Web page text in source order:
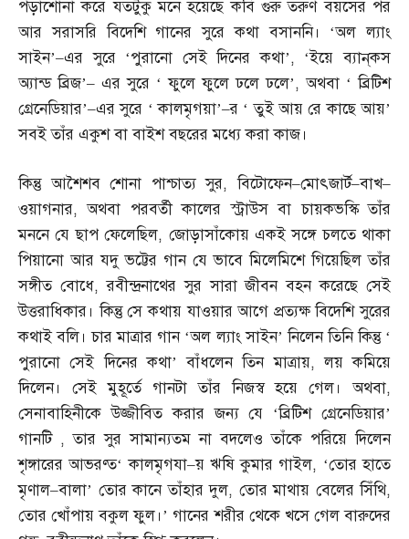
পড়াশোনা করে যতটুকু মনে হয়েছে কবি গুরু তরুণ বয়সের পর
আর সরাসরি বিদেশি গানের সুরে কথা বসাননি। ‘অল ল্যাং
সাইন’–এর সুরে ‘পুরানো সেই দিনের কথা’, ‘ইয়ে ব্যান্‌কস
অ্যান্ড ব্রিজ’– এর সুরে ‘ ফুলে ফুলে ঢলে ঢলে’,অথবা ‘ ব্রিটিশ
গ্রেনেডিয়ার’–এর সুরে ‘ কালমৃগয়া’–র ‘ তুই আয় রে কাছে আয়’
সবই তাঁর একুশ বা বাইশ বছরের মধ্যে করা কাজ।
কিন্তু আশৈশব শোনা পাশ্চাত্য সুর,বিটোফেন–মোৎজার্ট–বাখ–
ওয়াগনার,অথবা পরবর্তী কালের স্ট্রাউস বা চায়কভস্কি তাঁর
মননে যে ছাপ ফেলেছিল, জোড়াসাঁকোয় একই সঙ্গে চলতে থাকা
পিয়ানো আর যদু ভট্টের গান যে ভাবে মিলেমিশে গিয়েছিল তাঁর
সঙ্গীত বোধে,রবীন্দ্রনাথের সুর সারা জীবন বহন করেছে সেই
উত্তরাধিকার। কিন্তু সে কথায় যাওয়ার আগে প্রত্যক্ষ বিদেশি সুরের
কথাই বলি। চার মাত্রার গান ‘অল ল্যাং সাইন’ নিলেন তিনি কিন্তু ‘
পুরানো সেই দিনের কথা’ বাঁধলেন তিন মাত্রায়,লয় কমিয়ে
দিলেন। সেই মুহূর্তে গানটা তাঁর নিজস্ব হয়ে গেল। অথবা,
সেনাবাহিনীকে উজ্জীবিত করার জন্য যে ‘ব্রিটিশ গ্রেনেডিয়ার’
গানটি ,তার সুর সামান্যতম না বদলেও তাঁকে পরিয়ে দিলেন
শৃঙ্গারের আভরণ্ত‘ কালমৃগযা–য় ঋষি কুমার গাইল, ‘তোর হাতে
মৃণাল–বালা’ তোর কানে তাঁহার দুল, তোর মাথায় বেলের সিঁথি,
তোর খোঁপায় বকুল ফুল।’ গানের শরীর থেকে খসে গেল বারুদের